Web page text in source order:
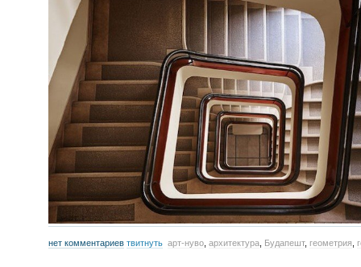
нет комментариев твитнуть арт-нуво архитектура Будапешт, геометрия